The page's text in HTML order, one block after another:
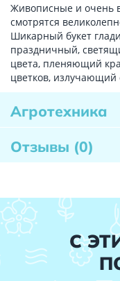
Живописные и очень
смотрятся
Шикарный букет
праздничный,
цвета, пленяющий
цветков, излучающий
Агротехника
Отзывы (0)
С